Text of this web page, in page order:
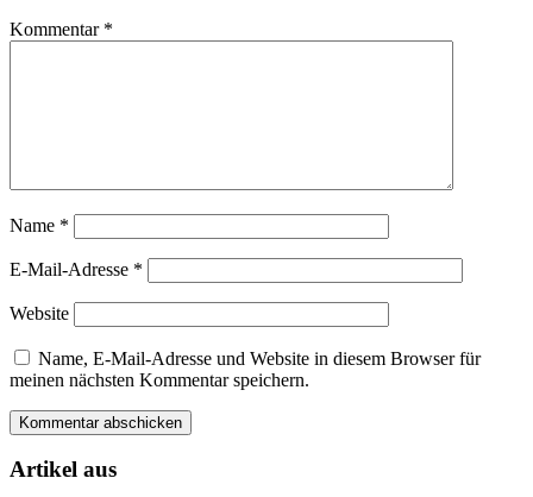
Kommentar *
Name *
E-Mail-Adresse *
Website
Name, E-Mail-Adresse und Website in diesem Browser für
meinen nächsten Kommentar speichern.
Artikel aus